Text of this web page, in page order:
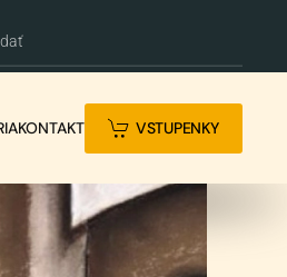
KONTAKT VSTUPENKY